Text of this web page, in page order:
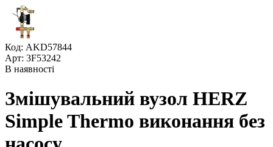
Код: AKD57844
Арт: 3F53242
В наявності
Змішувальний вузол HERZ
Simple Thermo виконання без